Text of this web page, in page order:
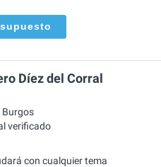
Díez del Corral
Burgos
verificado
con cualquier tema